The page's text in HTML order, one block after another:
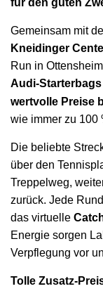
Gemeinsam mit
Kneidinger
Run in
Audi-Starterbags
wertvolle Preise
wie immer zu 100
Die beliebte
über den
Treppelweg,
zurück. Jede
das virtuelle
Energie sorgen
Verpflegung vor
Tolle Zusatz-